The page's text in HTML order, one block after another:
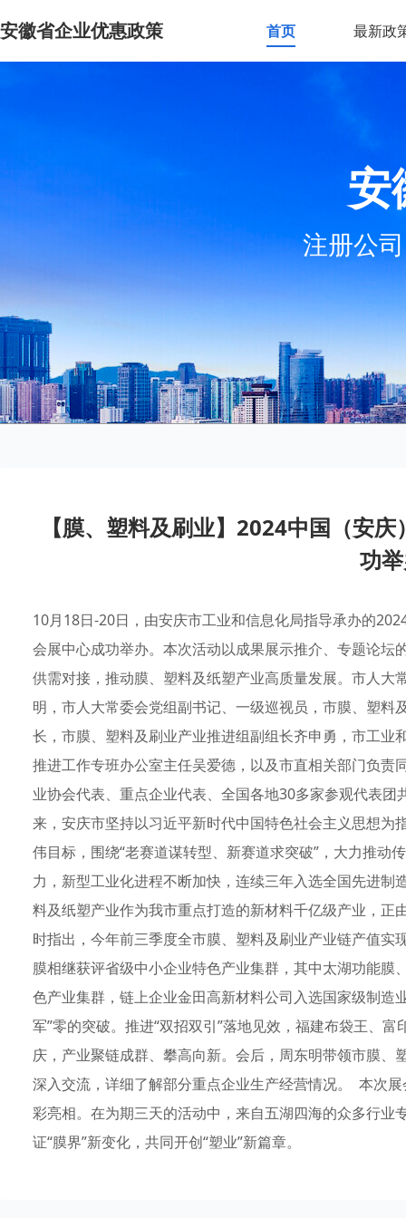
安徽省企业优惠政策 首页 最新政
安
注册公
【膜、塑料及刷业】2024中国（安
功
10月18日-20日，由安庆市工业和信息化局指导承办的
会展中心成功举办。本次活动以成果展示推介、专题论
供需对接，推动膜、塑料及纸塑产业高质量发展。市人
明，市人大常委会党组副书记、一级巡视员，市膜、塑
长，市膜、塑料及刷业产业推进组副组长齐申勇，市工
推进工作专班办公室主任吴爱德，以及市直相关部门负
业协会代表、重点企业代表、全国各地30多家参观代表
来，安庆市坚持以习近平新时代中国特色社会主义思想为
伟目标，围绕“老赛道谋转型、新赛道求突破”，大力推动
力，新型工业化进程不断加快，连续三年入选全国先进制
料及纸塑产业作为我市重点打造的新材料千亿级产业，正
时指出，今年前三季度全市膜、塑料及刷业产业链产值
膜相继获评省级中小企业特色产业集群，其中太湖功能
色产业集群，链上企业金田高新材料公司入选国家级制造
军”零的突破。推进“双招双引”落地见效，福建布袋王、
庆，产业聚链成群、攀高向新。会后，周东明带领市膜
深入交流，详细了解部分重点企业生产经营情况。 本次
彩亮相。在为期三天的活动中，来自五湖四海的众多行
证“膜界”新变化，共同开创“塑业”新篇章。